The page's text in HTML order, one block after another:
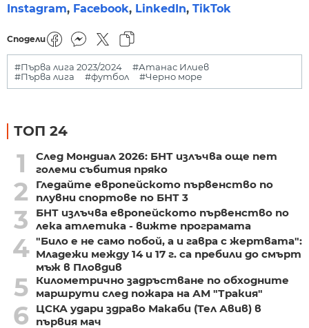
Instagram, Facebook, LinkedIn, TikTok
Сподели
#Първа лига 2023/2024
#Атанас Илиев
#Първа лига
#футбол #Черно море
ТОП 24
1
След Мондиал 2026: БНТ излъчва още пет
големи събития пряко
2
Гледайте европейското първенство по
плувни спортове по БНТ 3
3
БНТ излъчва европейското първенство по
лека атлетика - вижте програмата
4 "Било е не само побой, а и гавра с жертвата":
Младежи между 14 и 17 г. са пребили до смърт
мъж в Пловдив
5
Километрично задръстване по обходните
маршрути след пожара на АМ "Тракия"
6
ЦСКА удари здраво Макаби (Тел Авив) в
първия мач